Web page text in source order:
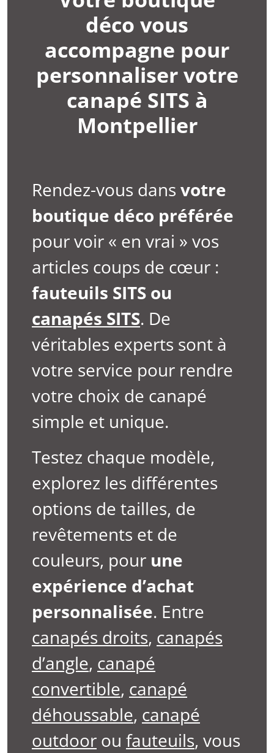
déco vous
accompagne pour
personnaliser votre
canapé SITS à
Montpellier
Rendez-vous dans votre
boutique déco préférée
pour voir « en vrai » vos
articles coups de cœur :
fauteuils SITS ou
canapés SITS. De
véritables experts sont à
votre service pour rendre
votre choix de canapé
simple et unique.
Testez chaque modèle,
explorez les différentes
options de tailles, de
revêtements et de
couleurs, pour une
expérience d’achat
personnalisée. Entre
canapés droits, canapés
d’angle, canapé
convertible, canapé
déhoussable, canapé
outdoor ou fauteuils, vous